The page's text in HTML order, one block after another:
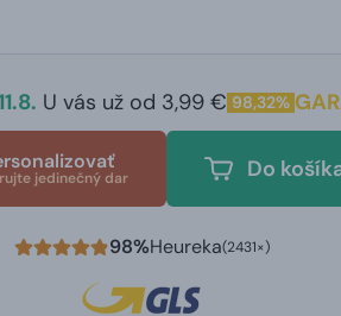
U vás už od 3,99 € 98,32%
jedinečný dar Do
98%Heureka(2431×)